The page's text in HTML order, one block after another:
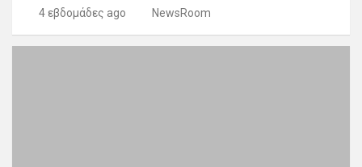
4 εβδομάδες ago NewsRoom